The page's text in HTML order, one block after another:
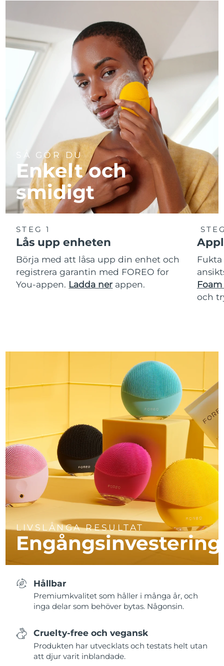
SÅ GÖR DU
Enkelt och
smidigt
STEG 1
Lås upp enheten
Börja med att låsa upp din enhet och
registrera garantin med FOREO for
You-appen. Ladda ner appen.
Foam
och
LIVSLÅNGA RESULTAT
Engångsinvestering
Hållbar
Premiumkvalitet som håller i många år, och
inga delar som behöver bytas. Någonsin.
Cruelty-free och vegansk
Produkten har utvecklats och testats helt utan
att djur varit inblandade.